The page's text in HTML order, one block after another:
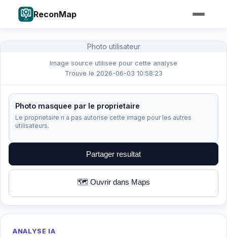
ReconMap
Photo utilisateur
Image source utilisee pour cette analyse
Trouve le 2026-06-03 10:58:23
Photo masquee par le proprietaire
Le proprietaire n a pas autorise cette image pour les autres
utilisateurs.
Partager resultat
🗺️ Ouvrir dans Maps
ANALYSE IA